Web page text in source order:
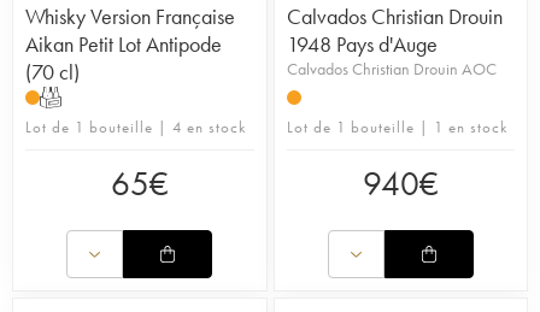
Whisky Version Française
Aikan Petit Lot Antipode
(70 cl)
T
Lot de 1 bouteille | 4 en stock
65€
Calvados Christian Drouin
1948 Pays d'Auge
Calvados Christian Drouin AOC
Lot de 1 bouteille | 1 en stock
940€